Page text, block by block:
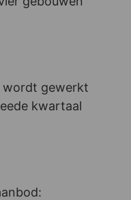
wordt gewerkt
kwartaal